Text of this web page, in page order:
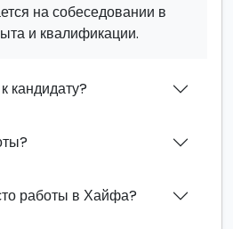
на собеседовании в
и квалификации.
кандидату?
работы в Хайфа?